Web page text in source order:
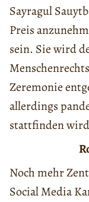
Sayragul
Preis
sein. Sie wird
Zeremonie
allerdings
stattfinden
Noch mehr
Social Media